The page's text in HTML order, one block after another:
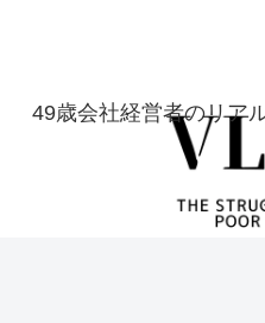
49歳会社経営者のリア